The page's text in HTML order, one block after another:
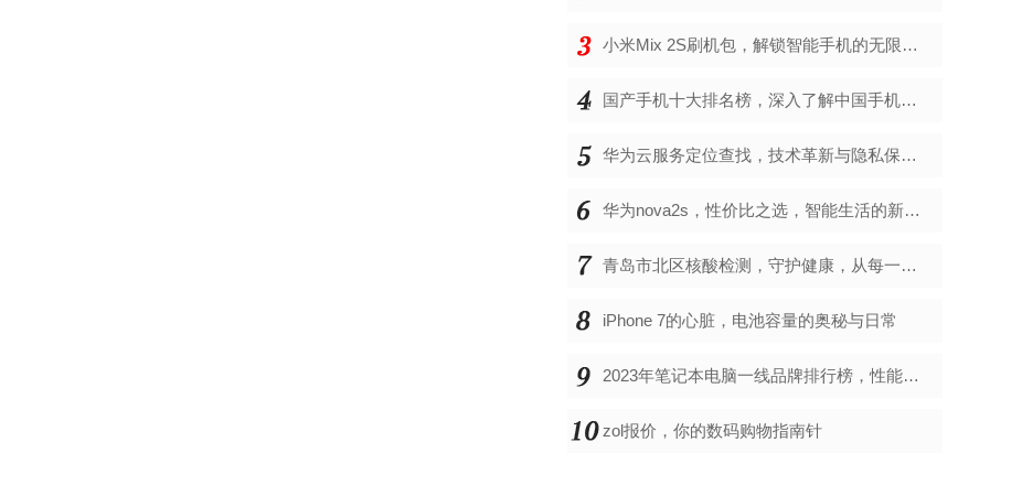
小米Mix 2S刷机包，解锁智能手机的无限可能
国产手机十大排名榜，深入了解中国手机市场的佼佼者
华为云服务定位查找，技术革新与隐私保护的双重奏
华为nova2s，性价比之选，智能生活的新伙伴
青岛市北区核酸检测，守护健康，从每一次检测开始
iPhone 7的心脏，电池容量的奥秘与日常
2023年笔记本电脑一线品牌排行榜，性能、创新与用户满意度的综合考量
zol报价，你的数码购物指南针